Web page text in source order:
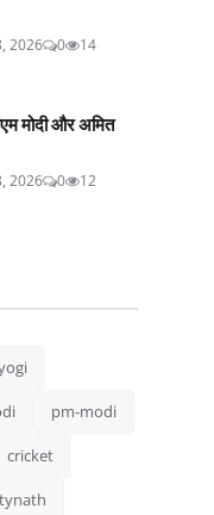
2026 0 14
मोदी और अमित
2026 0 12
pm-modi
cricket